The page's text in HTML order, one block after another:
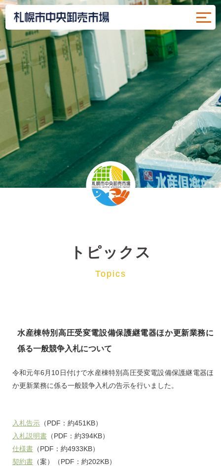
トピックス
Topics
水産棟特別高圧受変電設備保護継電器ほか更新業務に
係る一般競争入札について
令和元年6月10日付けで水産棟特別高圧受変電設備保護継電器ほ
か更新業務に係る一般競争入札の告示を行いました。
入札告示 （PDF：約451KB）
入札説明書 （PDF：約394KB）
仕様書 （PDF：約4933KB）
契約書 （案）（PDF：約202KB）